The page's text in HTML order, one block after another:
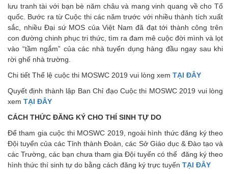
lưu tranh tài với bạn bè năm châu và mang vinh quang về cho Tổ
quốc. Bước ra từ Cuộc thi các năm trước với nhiều thành tích xuất
sắc, nhiều Đại sứ MOS của Việt Nam đã đạt tới thành công trên
con đường chinh phục tri thức, tìm ra đam mê cuộc đời mình và lọt
vào “tầm ngắm” của các nhà tuyển dụng hàng đầu ngay sau khi
rời ghế nhà trường.
Chi tiết Thể lệ cuộc thi MOSWC 2019 vui lòng xem TẠI ĐÂY
Quyết định thành lập Ban Chỉ đạo Cuộc thi MOSWC 2019 vui lòng
xem TẠI ĐÂY
CÁCH THỨC ĐĂNG KÝ CHO THÍ SINH TỰ DO
Để tham gia cuộc thi MOSWC 2019, ngoài hình thức đăng ký theo
Đội tuyển của các Tỉnh thành Đoàn, các Sở Giáo dục & Đào tạo và
các Trường, các bạn chưa tham gia Đội tuyển có thể đăng ký theo
hình thức thí sinh tự do bằng cách đăng ký trực tuyến TẠI ĐÂY